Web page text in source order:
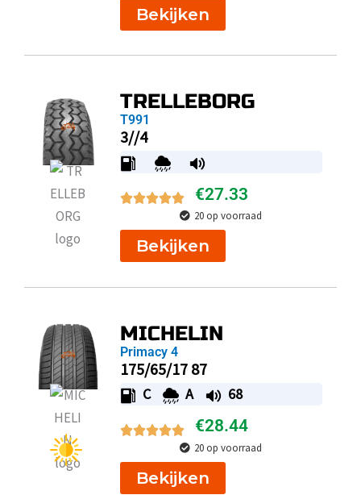
Bekijken
TRELLEBORG
T991
3//4
€27.33
20 op voorraad
Bekijken
MICHELIN
Primacy 4
175/65/17 87
C A 68
€28.44
20 op voorraad
Bekijken